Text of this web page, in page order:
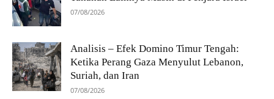
07/08/2026
Analisis – Efek Domino Timur Tengah:
Ketika Perang Gaza Menyulut Lebanon,
Suriah, dan Iran
07/08/2026